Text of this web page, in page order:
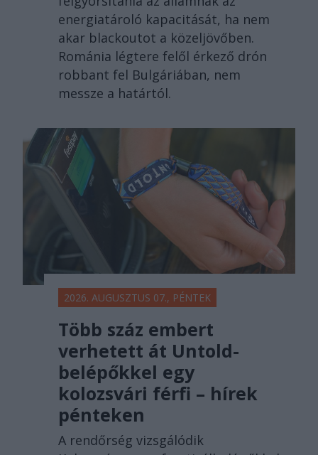
energiatároló kapacitását, ha nem
akar blackoutot a közeljövőben.
Románia légtere felől érkező drón
robbant fel Bulgáriában, nem
messze a határtól.
2026. AUGUSZTUS 07., PÉNTEK
Több száz embert
verhetett át Untold-
belépőkkel egy
kolozsvári férfi – hírek
pénteken
A rendőrség vizsgálódik